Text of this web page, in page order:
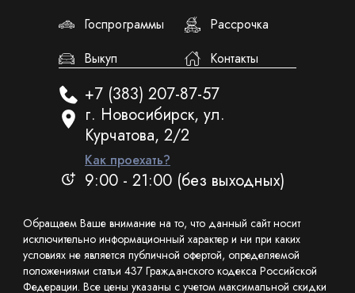
Госпрограммы
Рассрочка
Выкуп
Контакты
+7 (383) 207-87-57
г. Новосибирск, ул.
Курчатова, 2/2
Как проехать?
9:00 - 21:00 (без выходных)
Обращаем Ваше внимание на то, что данный сайт носит
исключительно информационный характер и ни при каких
условиях не является публичной офертой, определяемой
положениями статьи 437 Гражданского кодекса Российской
Федерации. Все цены указаны с учетом максимальной скидки